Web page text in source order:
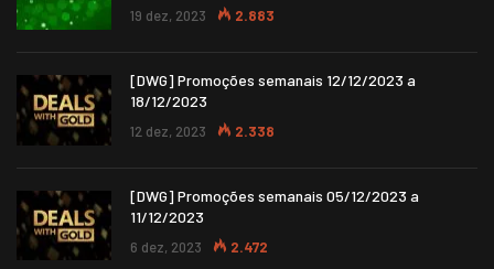
19 dez, 2023 2.883
[DWG] Promoções semanais 12/12/2023 a
18/12/2023
12 dez, 2023 2.338
[DWG] Promoções semanais 05/12/2023 a
11/12/2023
6 dez, 2023 2.472